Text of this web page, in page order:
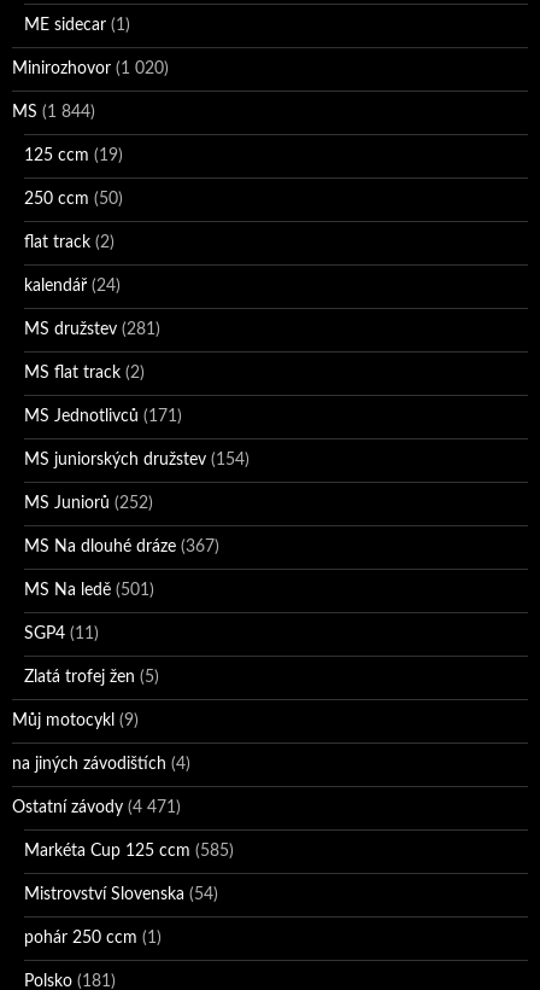
ME sidecar (1)
Minirozhovor (1 020)
MS (1 844)
125 ccm (19)
250 ccm (50)
flat track (2)
kalendář (24)
MS družstev (281)
MS flat track (2)
MS Jednotlivců (171)
MS juniorských družstev (154)
MS Juniorů (252)
MS Na dlouhé dráze (367)
MS Na ledě (501)
SGP4 (11)
Zlatá trofej žen (5)
Můj motocykl (9)
na jiných závodištích (4)
Ostatní závody (4 471)
Markéta Cup 125 ccm (585)
Mistrovství Slovenska (54)
pohár 250 ccm (1)
Polsko (181)